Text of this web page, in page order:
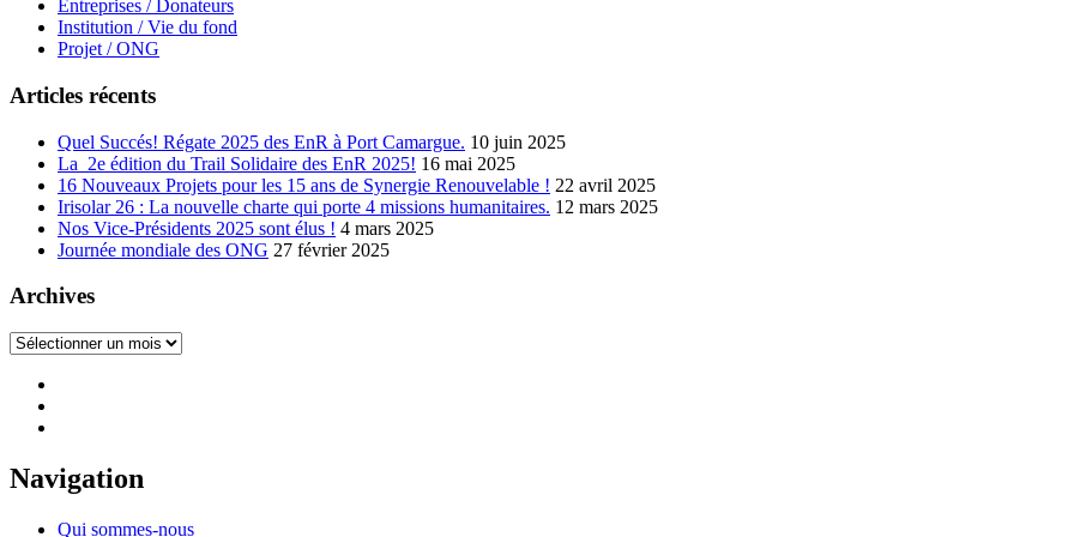
Entreprises / Donateurs
Institution / Vie du fond
Projet / ONG
Articles récents
Quel Succés! Régate 2025 des EnR à Port Camargue. 10 juin 2025
La 2e édition du Trail Solidaire des EnR 2025! 16 mai 2025
16 Nouveaux Projets pour les 15 ans de Synergie Renouvelable ! 22 avril 2025
Irisolar 26 : La nouvelle charte qui porte 4 missions humanitaires. 12 mars 2025
Nos Vice-Présidents 2025 sont élus ! 4 mars 2025
Journée mondiale des ONG 27 février 2025
Archives
Archives
Navigation
Qui sommes-nous